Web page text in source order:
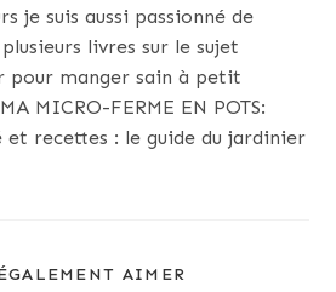
je suis aussi passionné de
livres sur le sujet
pour manger sain à petit
MICRO-FERME EN POTS:
et recettes : le guide du jardinier
AIMER